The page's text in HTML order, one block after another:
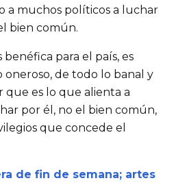
a muchos políticos a luchar
bien común.
para el país, es
oneroso, de todo lo banal y
que es lo que alienta a
por él, no el bien común,
que concede el
de fin de semana; artes